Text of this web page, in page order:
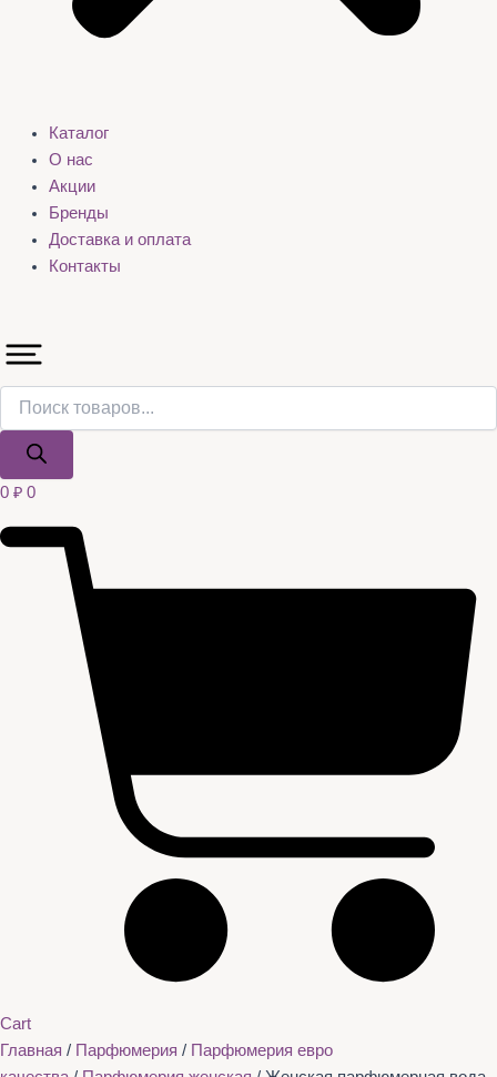
Каталог
О нас
Акции
Бренды
Доставка и оплата
Контакты
0 ₽ 0
Cart
Главная / Парфюмерия / Парфюмерия евро